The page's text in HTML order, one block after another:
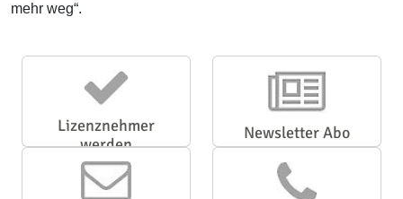
mehr weg“.
Lizenznehmer
werden
Newsletter Abo